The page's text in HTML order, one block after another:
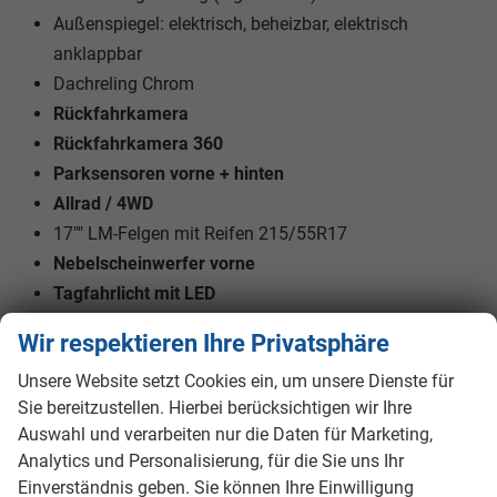
Außenspiegel: elektrisch, beheizbar, elektrisch
anklappbar
Dachreling Chrom
Rückfahrkamera
Rückfahrkamera 360
Parksensoren vorne + hinten
Allrad / 4WD
17"" LM-Felgen mit Reifen 215/55R17
Nebelscheinwerfer vorne
Tagfahrlicht mit LED
Innen
Fensterheber
elektrisch
Klimatisierung
Klimaautomatik
Lenkrad
in Leder, höhenverstellbar, mit Multifunktionen
Wir respektieren Ihre Privatsphäre
Unsere Website setzt Cookies ein, um unsere Dienste für
Sie bereitzustellen. Hierbei berücksichtigen wir Ihre
Auswahl und verarbeiten nur die Daten für Marketing,
Analytics und Personalisierung, für die Sie uns Ihr
Einverständnis geben. Sie können Ihre Einwilligung